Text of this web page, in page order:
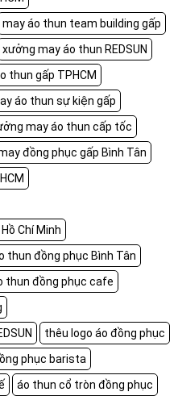
may áo thun team building gấp
xưởng may áo thun REDSUN
thun gấp TPHCM
áo thun sự kiện gấp
may áo thun cấp tốc
đồng phục gấp Bình Tân
Chí Minh
thun đồng phục Bình Tân
thun đồng phục cafe
thêu logo áo đồng phục
phục barista
áo thun cổ tròn đồng phục